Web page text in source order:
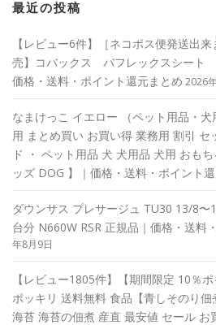
最近の投稿
【レビュー6件】［ネコポス便発送出
売】コバックス バフレックスシー
価格・送料・ポイント還元まとめ 2026
なまけっこ イエロー （ペット用品・
用 まとめ買い お買い得 業務用 割引 セ
ド ・ ペット用品 犬 犬用品 犬用 おも
ッズ DOG 】｜価格・送料・ポイント
ダウンサス プレサージュ TU30 13/8〜
台分 N660W RSR 正規品｜価格・送料
年8月9日
【レビュー1805件】【期間限定 10％
ポッキリ 送料無料 食品【青しそのり佃
海苔 海苔の佃煮 産直 最安値 セール お